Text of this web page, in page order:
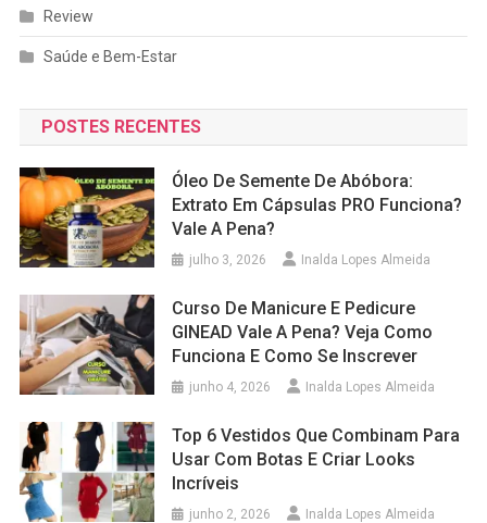
Review
Saúde e Bem-Estar
POSTES RECENTES
Óleo De Semente De Abóbora:
Extrato Em Cápsulas PRO Funciona?
Vale A Pena?
julho 3, 2026 Inalda Lopes Almeida
Curso De Manicure E Pedicure
GINEAD Vale A Pena? Veja Como
Funciona E Como Se Inscrever
junho 4, 2026 Inalda Lopes Almeida
Top 6 Vestidos Que Combinam Para
Usar Com Botas E Criar Looks
Incríveis
junho 2, 2026 Inalda Lopes Almeida